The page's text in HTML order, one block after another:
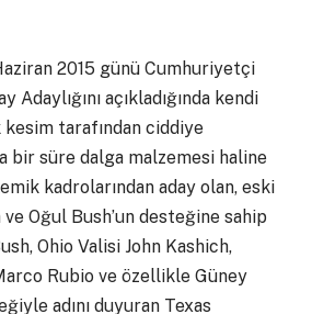
2015 günü Cumhuriyetçi
Adaylığını açıkladığında kendi
tarafından ciddiye
bir süre dalga malzemesi haline
kadrolarından aday olan, eski
Oğul Bush’un desteğine sahip
Ohio Valisi John Kashich,
Rubio ve özellikle Güney
adını duyuran Texas